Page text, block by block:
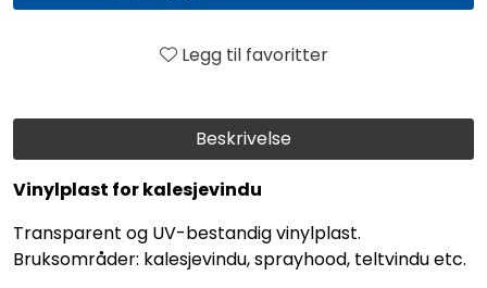
Beskrivelse
Vinylplast for kalesjevindu
Transparent og UV-bestandig vinylplast.
Bruksområder: kalesjevindu, sprayhood, teltvindu etc.
Legg til favoritter